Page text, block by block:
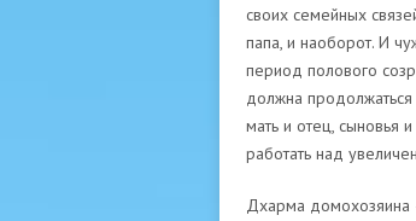
своих семейных
папа, и наоборот. И
период полового
должна
мать и отец, сыновья
работать над
Дхарма домохозяина